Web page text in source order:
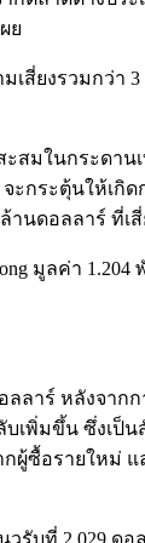
ย
เสี่ยงรวมกว่
สมในกระด
ะกระตุ้นให้เ
ดอลลาร์ ที่เสี่
มูลค่า
ลาร์ หลังจา
ลับเพิ่มขึ้น ซึ่
ผู้ซื้อรายใหม่
รับที่ 2,029